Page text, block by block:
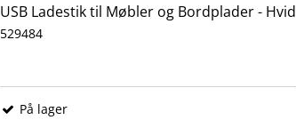
USB Ladestik til Møbler og Bordplader - Hvid
529484
På lager